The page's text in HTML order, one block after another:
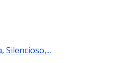
Silencioso,...